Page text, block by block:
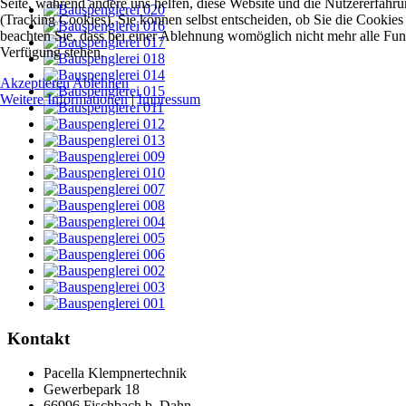
Kontakt
Pacella Klempnertechnik
Gewerbepark 18
(Tracking Cookies). Sie können selbst entscheiden, ob Sie die
beachten Sie, dass bei einer Ablehnung womöglich nicht mehr alle
Verfügung stehen.
AkzeptierenAblehnen
Weitere Informationen|Impressum